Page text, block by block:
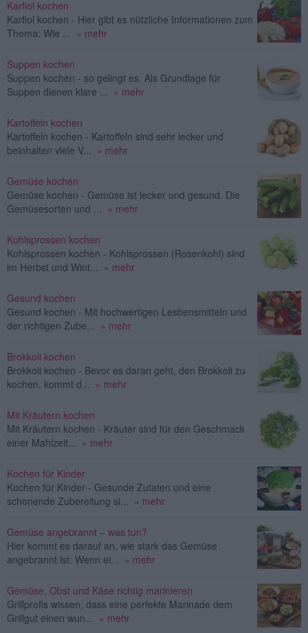
Karfiol kochen
Karfiol kochen - Hier gibt es nützliche Informationen zum
Thema: Wie ... » mehr
Suppen kochen
Suppen kochen - so gelingt es. Als Grundlage für
Suppen dienen klare ... » mehr
Kartoffeln kochen
Kartoffeln kochen - Kartoffeln sind sehr lecker und
beinhalten viele V... » mehr
Gemüse kochen
Gemüse kochen - Gemüse ist lecker und gesund. Die
Gemüsesorten und ... » mehr
Kohlsprossen kochen
Kohlsprossen kochen - Kohlsprossen (Rosenkohl) sind
im Herbst und Wint... » mehr
Gesund kochen
Gesund kochen - Mit hochwertigen Lesbensmitteln und
der richtigen Zube... » mehr
Brokkoli kochen
Brokkoli kochen - Bevor es daran geht, den Brokkoli zu
kochen, kommt d... » mehr
Mit Kräutern kochen
Mit Kräutern kochen - Kräuter sind für den Geschmack
einer Mahlzeit... » mehr
Kochen für Kinder
Kochen für Kinder - Gesunde Zutaten und eine
schonende Zubereitung si... » mehr
Gemüse angebrannt – was tun?
Hier kommt es darauf an, wie stark das Gemüse
angebrannt ist: Wenn ei... » mehr
Gemüse, Obst und Käse richtig marinieren
Grillprofis wissen, dass eine perfekte Marinade dem
Grillgut einen wun... » mehr